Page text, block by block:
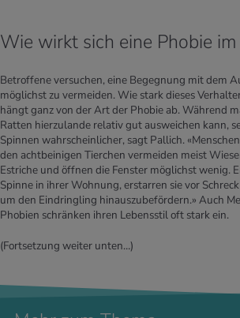
Wie wirkt sich eine Phobie
Betroffene versuchen, eine Begegnung mit dem
möglichst zu vermeiden. Wie stark dieses
hängt ganz von der Art der Phobie ab. Während
Ratten hierzulande relativ gut ausweichen kann,
Spinnen wahrscheinlicher, sagt Pallich.
den achtbeinigen Tierchen vermeiden meist
Estriche und öffnen die Fenster möglichst wenig.
Spinne in ihrer Wohnung, erstarren sie vor
um den Eindringling hinauszubefördern.» Auch
Phobien schränken ihren Lebensstil oft stark ein.
(Fortsetzung weiter unten…)